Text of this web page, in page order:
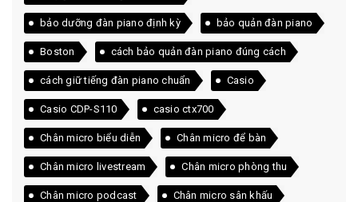
bảo dưỡng đàn piano định kỳ bảo quản đàn piano
Boston cách bảo quản đàn piano đúng cách
cách giữ tiếng đàn piano chuẩn Casio
Casio CDP-S110 casio ctx700
Chân micro biểu diễn Chân micro để bàn
Chân micro livestream Chân micro phòng thu
Chân micro podcast Chân micro sân khấu